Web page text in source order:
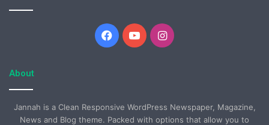
Facebook
YouTubeInstagram
About
Jannah is a Clean Responsive WordPress Newspaper, Magazine,
News and Blog theme. Packed with options that allow you to